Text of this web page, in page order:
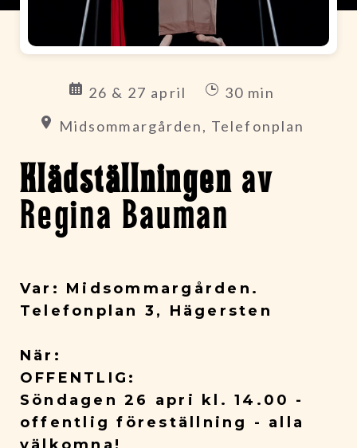
26 & 27 april
30 min
Midsommargården, Telefonplan
Klädställningen av
Regina Bauman
Var: Midsommargården.
Telefonplan 3, Hägersten
När:
OFFENTLIG:
Söndagen 26 apri kl. 14.00 -
offentlig föreställning - alla